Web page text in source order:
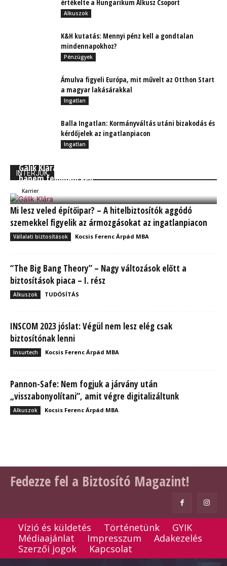
értékelte a Hungarikum Alkusz Csoport
Alkuszok
K&H kutatás: Mennyi pénz kell a gondtalan
mindennapokhoz?
Pénzügyek
Ámulva figyeli Európa, mit művelt az Otthon Start
a magyar lakásárakkal
Ingatlan
Balla Ingatlan: Kormányváltás utáni bizakodás és
kérdőjelek az ingatlanpiacon
Ingatlan
INTERJÚK
Gálik Klára: A munkahelyi stresszt nem kezelni,
hanem feloldani kell
Karrier
Mi lesz veled építőipar? – A hitelbiztosítók aggódó
szemekkel figyelik az ármozgásokat az ingatlanpiacon
Vállalati biztosítások Kocsis Ferenc Árpád MBA
“The Big Bang Theory” – Nagy változások előtt a
biztosítások piaca – I. rész
Alkuszok TUDÓSÍTÁS
INSCOM 2023 jóslat: Végül nem lesz elég csak
biztosítónak lenni
Insurtech Kocsis Ferenc Árpád MBA
Pannon-Safe: Nem fogjuk a járvány után
„visszabonyolítani”, amit végre digitalizáltunk
Alkuszok Kocsis Ferenc Árpád MBA
Fedezze fel a Biztosító Magazint!
Vízió és küldetés Történetünk
GYIK
Médiaajánlat
Impresszum
Adakezelés
Szerzői jogok
Kapcsolat